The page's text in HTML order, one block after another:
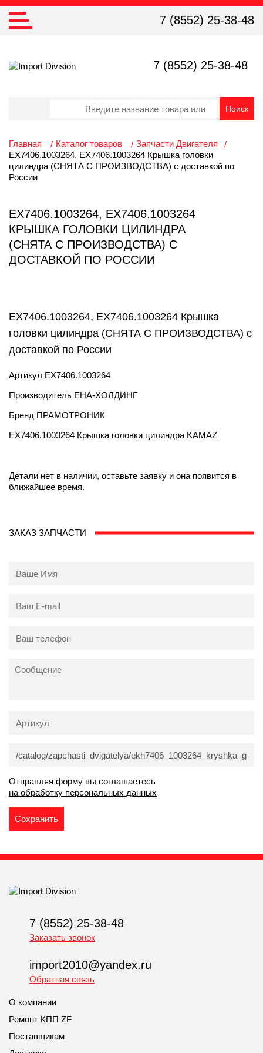
7 (8552) 25-38-48
7 (8552) 25-38-48
Главная Каталог товаров
Запчасти Двигателя
ЕХ7406.1003264, ЕХ7406.1003264 Крышка головки
цилиндра (СНЯТА С ПРОИЗВОДСТВА) с доставкой по
России
ЕХ7406.1003264, ЕХ7406.1003264
КРЫШКА ГОЛОВКИ ЦИЛИНДРА
(СНЯТА С ПРОИЗВОДСТВА) С
ДОСТАВКОЙ ПО РОССИИ
ЕХ7406.1003264, ЕХ7406.1003264 Крышка
головки цилиндра (СНЯТА С ПРОИЗВОДСТВА) с
доставкой по России
Артикул ЕХ7406.1003264
Производитель ЕНА-ХОЛДИНГ
Бренд ПРАМОТРОНИК
ЕХ7406.1003264 Крышка головки цилиндра KAMAZ
Детали нет в наличии, оставьте заявку и она появится в
ближайшее время.
ЗАКАЗ ЗАПЧАСТИ
Отправляя форму вы соглашаетесь
на обработку персональных данных
7 (8552) 25-38-48
Заказать звонок
import2010@yandex.ru
Обратная связь
О компании
Ремонт КПП ZF
Поставщикам